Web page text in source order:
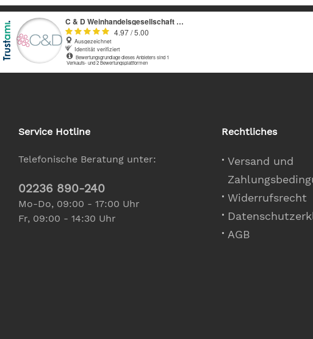
Service Hotline
Telefonische Beratung unter:
02236 890-240
Mo-Do, 09:00 - 17:00 Uhr
Fr, 09:00 - 14:30 Uhr
Rechtliches
Versand und
Widerrufsrecht
AGB